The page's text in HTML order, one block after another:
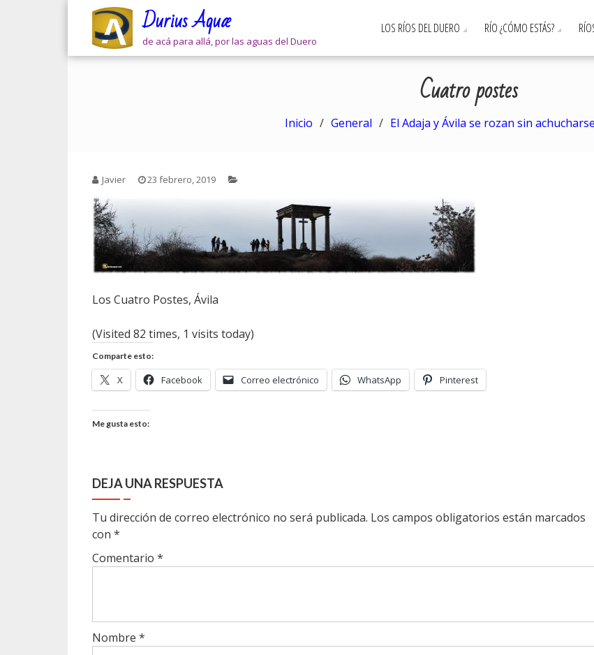
Durius Aquæ
de acá para allá, por las aguas del Duero
LOS RÍOS DEL DUERO RÍO ¿CÓMO ESTÁS?
Cuatro postes
Inicio General El Adaja y Ávila se rozan sin achucharse
Javier 23 febrero, 2019
Los Cuatro Postes, Ávila
(Visited 82 times, 1 visits today)
Comparte esto:
X Facebook Correo electrónico WhatsApp Pinterest
Me gusta esto:
DEJA UNA RESPUESTA
Tu dirección de correo electrónico no será publicada. Los campos obligatorios están marcados
con *
Comentario *
Nombre *